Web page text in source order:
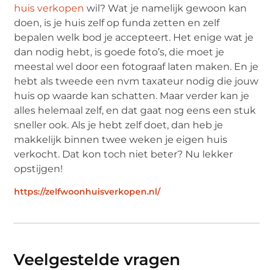
huis verkopen wil? Wat je namelijk gewoon kan
doen, is je huis zelf op funda zetten en zelf
bepalen welk bod je accepteert. Het enige wat je
dan nodig hebt, is goede foto’s, die moet je
meestal wel door een fotograaf laten maken. En je
hebt als tweede een nvm taxateur nodig die jouw
huis op waarde kan schatten. Maar verder kan je
alles helemaal zelf, en dat gaat nog eens een stuk
sneller ook. Als je hebt zelf doet, dan heb je
makkelijk binnen twee weken je eigen huis
verkocht. Dat kon toch niet beter? Nu lekker
opstijgen!
https://zelfwoonhuisverkopen.nl/
Veelgestelde vragen